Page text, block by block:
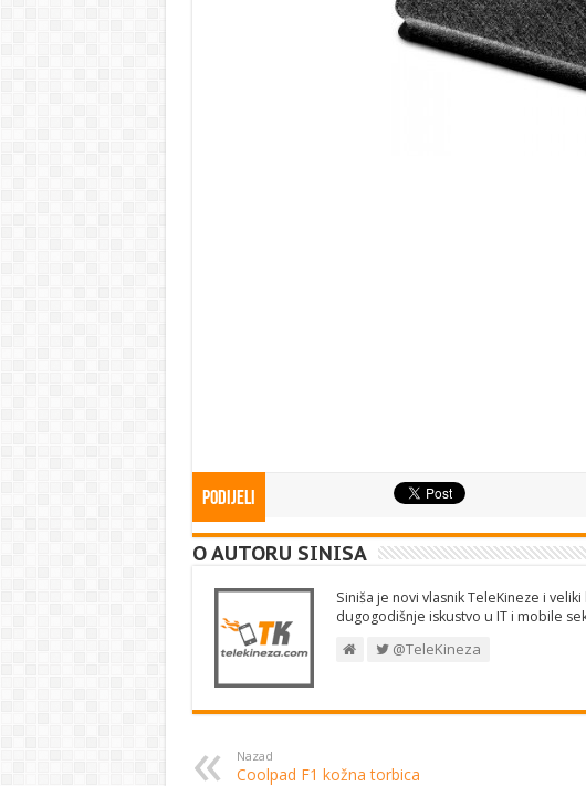
Podijeli
O AUTORU SINISA
Siniša je novi vlasnik TeleKineze i
dugogodišnje iskustvo u IT i mobile
@TeleKineza
Nazad
Coolpad F1 kožna torbica